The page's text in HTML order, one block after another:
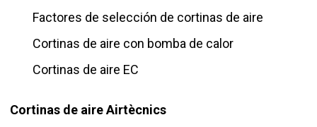
Factores de selección de cortinas de aire
Cortinas de aire con bomba de calor
Cortinas de aire EC
Cortinas de aire Airtècnics